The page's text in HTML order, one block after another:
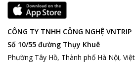
CÔNG TY TNHH CÔNG NGHỆ VNTRIP
Số 10/55 đường Thụy Khuê
Phường Tây Hồ, Thành phố Hà Nội,